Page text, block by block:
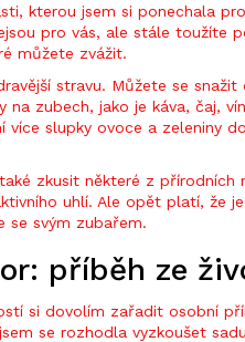
kterou jsem si ponechala
pro vás, ale stále toužíte
můžete zvážit.
stravu. Můžete se
na zubech, jako je káva, čaj,
více slupky ovoce a zeleniny
zkusit některé z
uhlí. Ale opět platí, že
se svým zubařem.
příběh ze
si dovolím zařadit osobní
se rozhodla vyzkoušet